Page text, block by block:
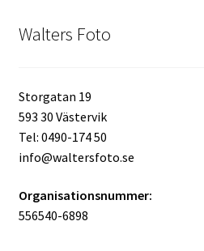
Kikare Tillbehör
DVD/CD/Tape
Minneskort
USB-minne / Hårddisk
Walters Foto
Storgatan 19
593 30 Västervik
Tel: 0490-174 50
info@waltersfoto.se
Organisationsnummer:
556540-6898